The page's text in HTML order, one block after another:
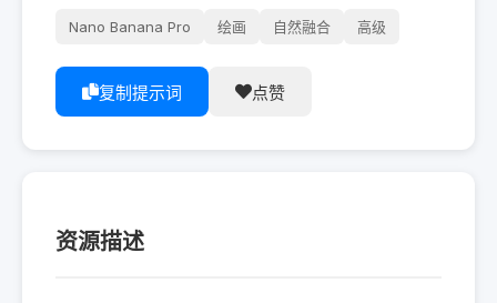
Nano Banana Pro 绘画 自然融合 高级
复制提示词 点赞
资源描述